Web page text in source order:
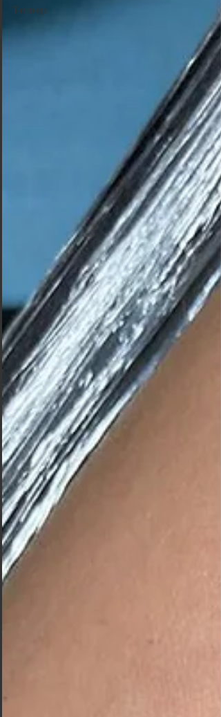
Tatouage